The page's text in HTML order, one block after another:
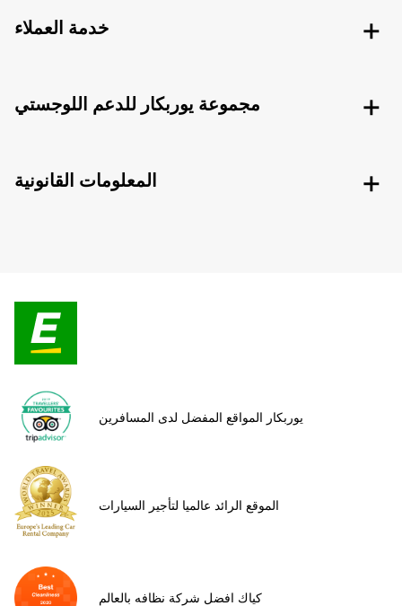
خدمة العملاء
مجموعة يوربكار للدعم اللوجستي
المعلومات القانونية
يوربكار المواقع المفضل لدى المسافرين
الموقع الرائد عالميا لتأجير السيارات
كياك افضل شركة نظافه بالعالم